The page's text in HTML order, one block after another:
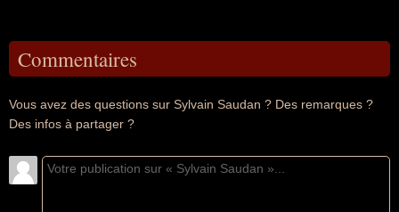
Commentaires
Vous avez des questions sur Sylvain Saudan ? Des remarques ?
Des infos à partager ?